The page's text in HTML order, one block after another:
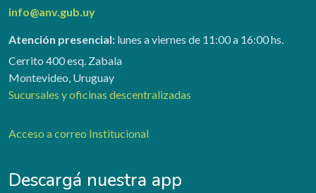
info@anv.gub.uy
Atención presencial: lunes a viernes de 11:00 a 16:00 hs.
Cerrito 400 esq. Zabala
Montevideo, Uruguay
Sucursales y oficinas descentralizadas
Acceso a correo Institucional
Descargá nuestra app